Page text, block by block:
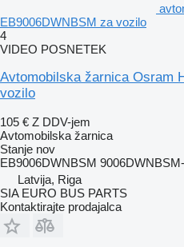
EB9006DWNBSM za vozilo
4
VIDEO POSNETEK
Avtomobilska žarnica Osram
vozilo
105 € Z DDV-jem
Avtomobilska žarnica
Stanje nov
EB9006DWNBSM
Latvija, Riga
SIA EURO BUS PARTS
Kontaktirajte prodajalca